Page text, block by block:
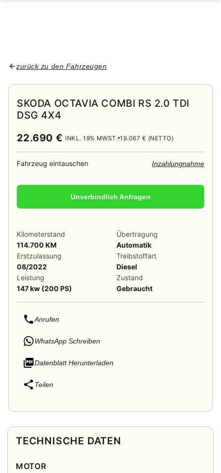
zurück zu den Fahrzeugen
SKODA OCTAVIA COMBI RS 2.0 TDI
DSG 4X4
22.690 € INKL. 19% MWST. 19.067 € (NETTO)
Fahrzeug eintauschen Inzahlungnahme
Unverbindlich Anfragen
Kilometerstand
114.700 KM
Erstzulassung
08/2022
Leistung
147 kw (200 PS)
Übertragung
Automatik
Treibstoffart
Diesel
Zustand
Gebraucht
Anrufen
WhatsApp Schreiben
Datenblatt Herunterladen
Teilen
TECHNISCHE DATEN
MOTOR